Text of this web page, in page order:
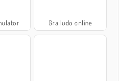
Gra ludo online